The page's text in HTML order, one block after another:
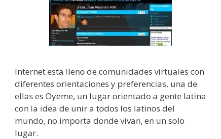
Internet esta lleno de comunidades virtuales con
diferentes orientaciones y preferencias, una de
ellas es Oyeme, un lugar orientado a gente latina
con la idea de unir a todos los latinos del
mundo, no importa donde vivan, en un solo
lugar.